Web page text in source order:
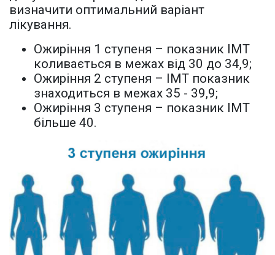
визначити оптимальний варіант
лікування.
Ожиріння 1 ступеня – показник ІМТ
коливається в межах від 30 до 34,9;
Ожиріння 2 ступеня – ІМТ показник
знаходиться в межах 35 - 39,9;
Ожиріння 3 ступеня – показник ІМТ
більше 40.